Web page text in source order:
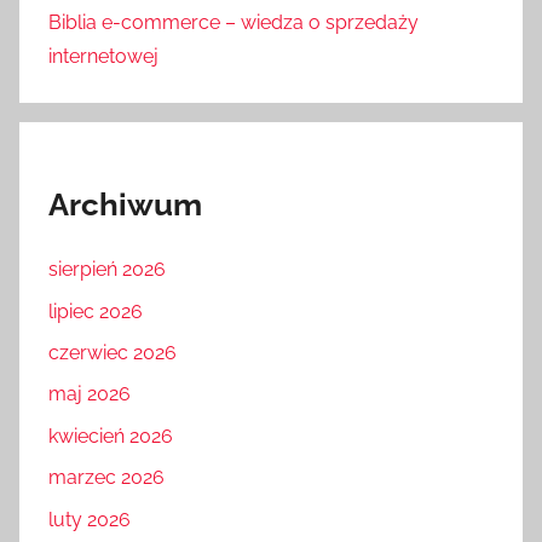
Biblia e-commerce – wiedza o sprzedaży
internetowej
Archiwum
sierpień 2026
lipiec 2026
czerwiec 2026
maj 2026
kwiecień 2026
marzec 2026
luty 2026